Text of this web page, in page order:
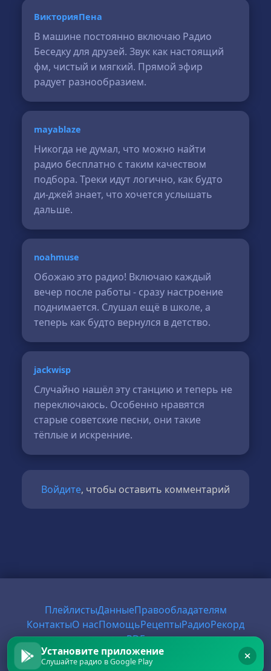
ВикторияПена
В машине постоянно включаю Радио
Беседку для друзей. Звук как настоящий
фм, чистый и мягкий. Прямой эфир
радует разнообразием.
mayablaze
Никогда не думал, что можно найти
радио бесплатно с таким качеством
подбора. Треки идут логично, как будто
ди-джей знает, что хочется услышать
дальше.
noahmuse
Обожаю это радио! Включаю каждый
вечер после работы - сразу настроение
поднимается. Слушал ещё в школе, а
теперь как будто вернулся в детство.
jackwisp
Случайно нашёл эту станцию и теперь не
переключаюсь. Особенно нравятся
старые советские песни, они такие
тёплые и искренние.
Войдите, чтобы оставить комментарий
Установите приложение
Слушайте радио в Google Play
ПлейлистыДанныеПравообладателям
КонтактыО насПомощьРецептыРадиоРекорд
PDF
© 2026 FirstRadio